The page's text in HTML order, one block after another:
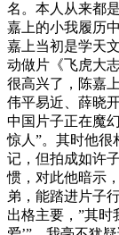
名。本人从来都
嘉上的小我履历
嘉上当初是学天
动做片《飞虎大
很高兴了，陈嘉
伟平易近、薛晓
中国片子正在魔
惊人”。其时他很
记，但拍成如许
惯，对此他暗示
弟，能踏进片子
出格主要，”其时